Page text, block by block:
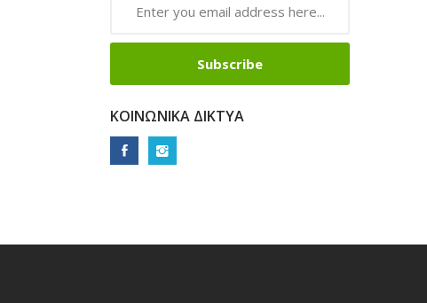
Subscribe
ΚΟΙΝΩΝΙΚΆ ΔΊΚΤΥΑ